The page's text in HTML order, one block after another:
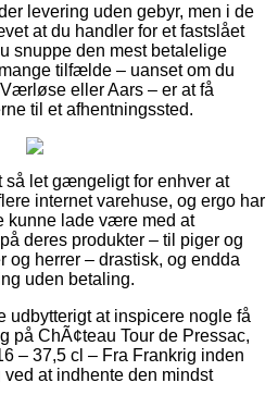
levering uden gebyr, men i de
at du handler for et fastslået
snuppe den mest betalelige
tilfælde – uanset om du
eller Aars – er at få
til et afhentningssted.
så let gængeligt for enhver at
internet varehuse, og ergo har
kunne lade være med at
deres produkter – til piger og
og herrer – drastisk, og endda
uden betaling.
udbytterigt at inspicere nogle få
på ChÃ¢teau Tour de Pressac,
– 37,5 cl – Fra Frankrig inden
at indhente den mindst